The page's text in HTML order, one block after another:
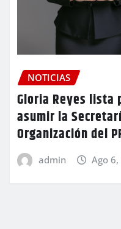
NOTICIAS
Gloria Reyes lista
asumir la
Organización del
admin Ago